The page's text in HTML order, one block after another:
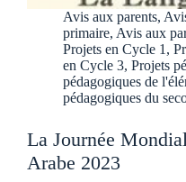
Avis aux parents,
primaire, Avis aux
Projets en Cycle 1 ,
en Cycle 3, Projets
pédagogiques de
pédagogiques du
La Journée
Arabe 2023